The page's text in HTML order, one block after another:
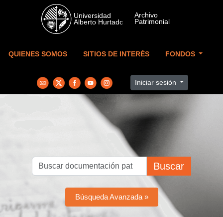
Skip to main content
QUIENES SOMOS SITIOS DE INTERÉS FONDOS
Iniciar sesión
Buscar
Búsqueda Avanzada »